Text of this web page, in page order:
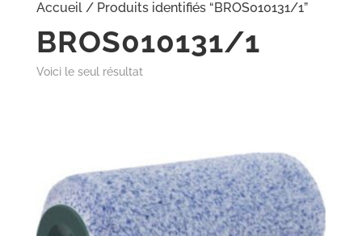
Accueil/ Produits identifiés “BROS010131/1”
BROS010131/1
Voici le seul résultat